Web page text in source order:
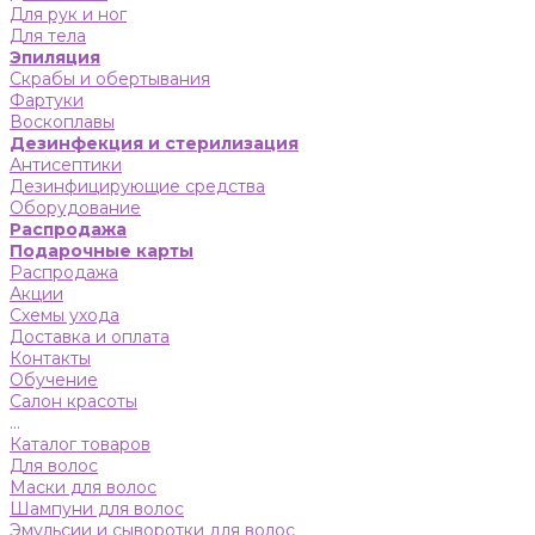
Для рук и ног
Для тела
Эпиляция
Скрабы и обертывания
Фартуки
Воскоплавы
Дезинфекция и стерилизация
Антисептики
Дезинфицирующие средства
Оборудование
Распродажа
Подарочные карты
Распродажа
Акции
Схемы ухода
Доставка и оплата
Контакты
Обучение
Салон красоты
...
Каталог товаров
Для волос
Маски для волос
Шампуни для волос
Эмульсии и сыворотки для волос